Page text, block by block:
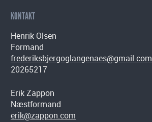
KONTAKT
Henrik Olsen
Formand
frederiksbjergoglangenaes@gmail.com
20265217
Erik Zappon
Næstformand
erik@zappon.com